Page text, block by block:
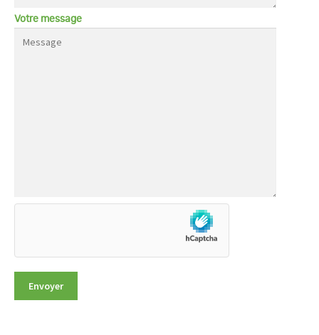
Votre message